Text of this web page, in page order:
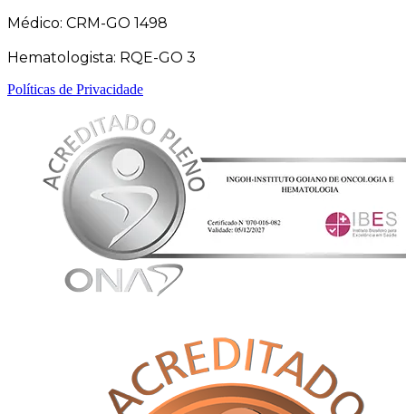
Médico: CRM-GO 1498
Hematologista: RQE-GO 3
Políticas de Privacidade